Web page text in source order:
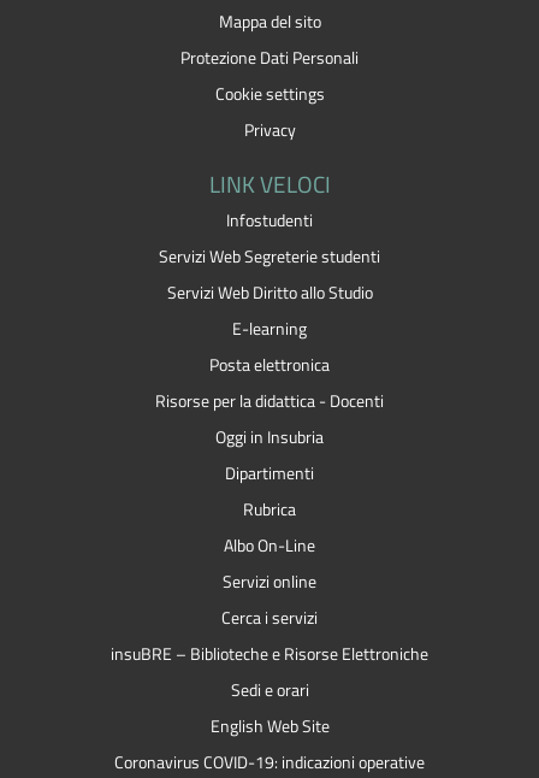
Mappa del sito
Protezione Dati Personali
Cookie settings
Privacy
LINK VELOCI
Infostudenti
Servizi Web Segreterie studenti
Servizi Web Diritto allo Studio
E-learning
Posta elettronica
Risorse per la didattica - Docenti
Oggi in Insubria
Dipartimenti
Rubrica
Albo On-Line
Servizi online
Cerca i servizi
insuBRE – Biblioteche e Risorse Elettroniche
Sedi e orari
English Web Site
Coronavirus COVID-19: indicazioni operative